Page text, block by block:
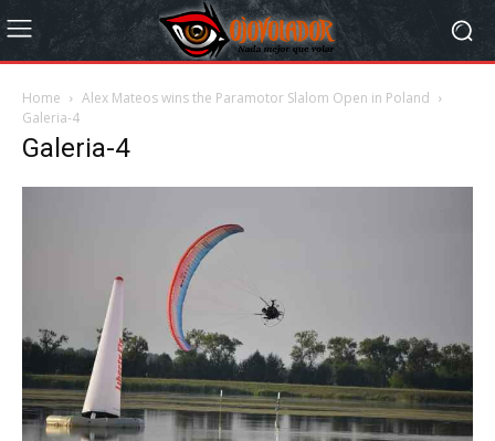
Home
Alex Mateos wins the Paramotor Slalom Open in Poland
Galeria-4
Galeria-4